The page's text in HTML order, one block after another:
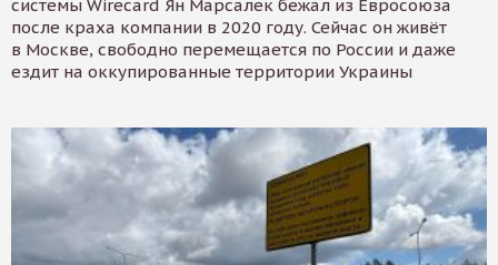
системы Wirecard Ян Марсалек бежал из Евросоюза
после краха компании в 2020 году. Сейчас он живёт
в Москве, свободно перемещается по России и даже
ездит на оккупированные территории Украины